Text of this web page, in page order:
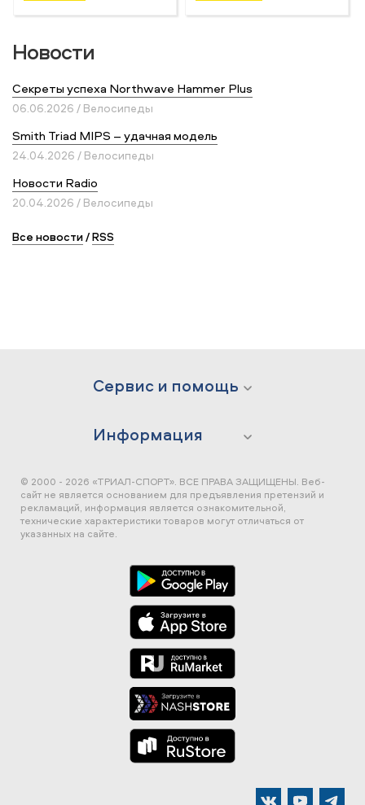
Новости
Секреты успеха Northwave Hammer Plus
06.06.2026 / Велосипеды
Smith Triad MIPS – удачная модель
24.04.2026 / Велосипеды
Новости Radio
20.04.2026 / Велосипеды
Все новости/RSS
Сервис и помощь
Информация
© 2000 - 2026 «ТРИАЛ-СПОРТ». ВСЕ ПРАВА ЗАЩИЩЕНЫ. Веб-
сайт не является основанием для предъявления претензий и
рекламаций, информация является ознакомительной,
технические характеристики товаров могут отличаться от
указанных на сайте.